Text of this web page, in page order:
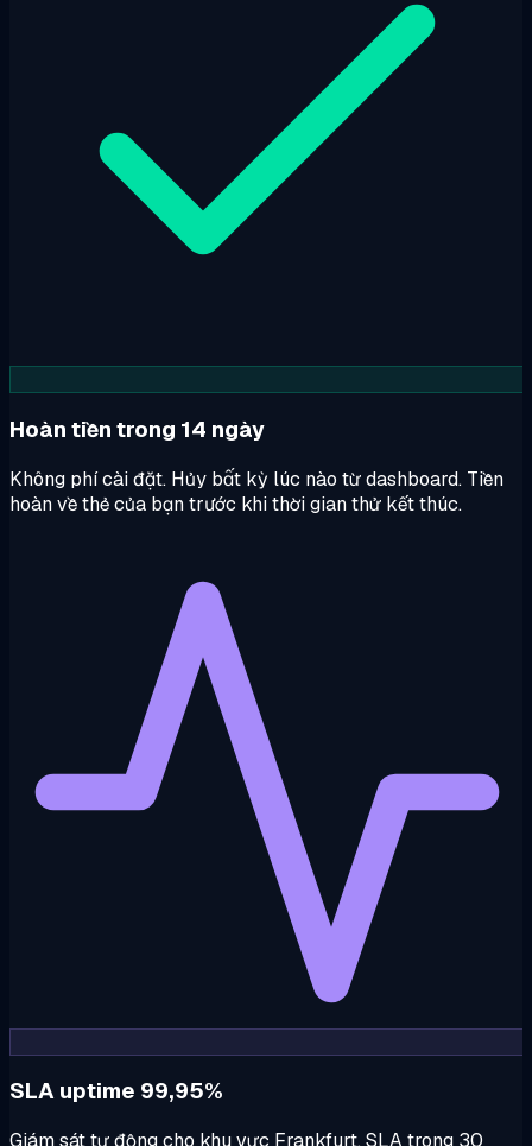
Hoàn tiền trong 14 ngày
Không phí cài đặt. Hủy bất kỳ lúc nào từ dashboard. Tiền
hoàn về thẻ của bạn trước khi thời gian thử kết thúc.
SLA uptime 99,95%
Giám sát tự động cho khu vực Frankfurt. SLA trong 30